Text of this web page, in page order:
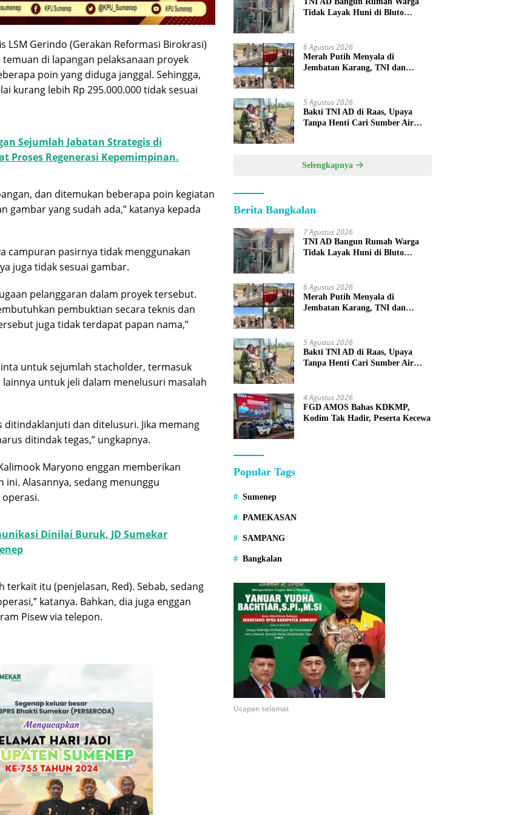
LSM Gerindo (Gerakan Reformasi Birokrasi)
di lapangan pelaksanaan proyek
poin yang diduga janggal. Sehingga,
kurang lebih Rp 295.000.000 tidak sesuai
Sejumlah Jabatan Strategis di
Proses Regenerasi Kepemimpinan.
dan ditemukan beberapa poin kegiatan
gambar yang sudah ada,” katanya kepada
campuran pasirnya tidak menggunakan
juga tidak sesuai gambar.
pelanggaran dalam proyek tersebut.
pembuktian secara teknis dan
juga tidak terdapat papan nama,”
untuk sejumlah stacholder, termasuk
untuk jeli dalam menelusuri masalah
ditindaklanjuti dan ditelusuri. Jika memang
ditindak tegas,” ungkapnya.
Maryono enggan memberikan
Alasannya, sedang menunggu
Dinilai Buruk, JD Sumekar
terkait itu (penjelasan, Red). Sebab, sedang
katanya. Bahkan, dia juga enggan
Pisew via telepon.
Tidak Layak Huni di Bluto
6 Agustus 2026
Merah Putih Menyala di
Jembatan Karang, TNI dan
5 Agustus 2026
Bakti TNI AD di Raas, Upaya
Tanpa Henti Cari Sumber Air
Selengkapnya
Berita Bangkalan
7 Agustus 2026
TNI AD Bangun Rumah Warga
Tidak Layak Huni di Bluto
6 Agustus 2026
Merah Putih Menyala di
Jembatan Karang, TNI dan
5 Agustus 2026
Bakti TNI AD di Raas, Upaya
Tanpa Henti Cari Sumber Air
4 Agustus 2026
FGD AMOS Bahas KDKMP,
Kodim Tak Hadir, Peserta Kecewa
Popular Tags
Sumenep
PAMEKASAN
SAMPANG
Bangkalan
Ucapan selamat